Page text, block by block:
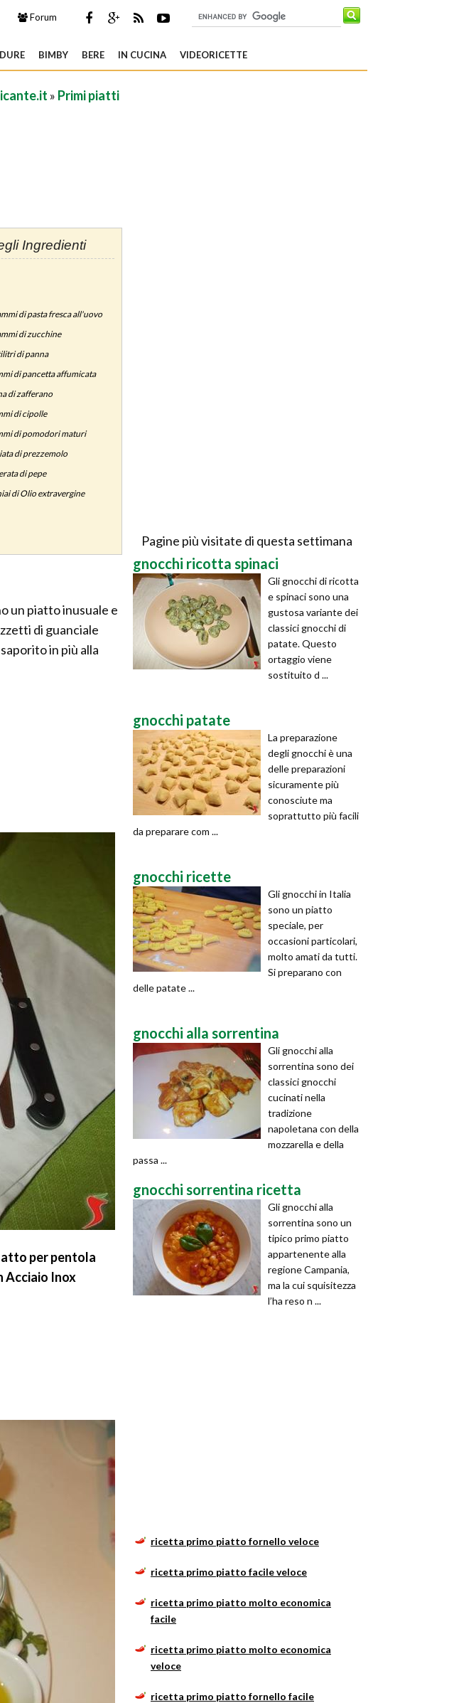
Forum
BIMBY BERE IN CUCINA VIDEORICETTE
» Primi piatti
Ingredienti
di pasta fresca all'uovo
di zucchine
di panna
di pancetta affumicata
di zafferano
di cipolle
di pomodori maturi
di prezzemolo
di pepe
di Olio extravergine
un piatto inusuale e
di guanciale
in più alla
per pentola
Acciaio Inox
Pagine più visitate di questa settimana
gnocchi ricotta spinaci
Gli gnocchi di ricotta
e spinaci sono una
gustosa variante dei
classici gnocchi di
patate. Questo
ortaggio viene
sostituito d ...
gnocchi patate
La preparazione
degli gnocchi è una
delle preparazioni
sicuramente più
conosciute ma
soprattutto più facili
da preparare com ...
gnocchi ricette
Gli gnocchi in Italia
sono un piatto
speciale, per
occasioni particolari,
molto amati da tutti.
Si preparano con
delle patate ...
gnocchi alla sorrentina
Gli gnocchi alla
sorrentina sono dei
classici gnocchi
cucinati nella
tradizione
napoletana con della
mozzarella e della
passa ...
gnocchi sorrentina ricetta
Gli gnocchi alla
sorrentina sono un
tipico primo piatto
appartenente alla
regione Campania,
ma la cui squisitezza
l’ha reso n ...
ricetta primo piatto fornello veloce
ricetta primo piatto facile veloce
ricetta primo piatto molto economica
facile
ricetta primo piatto molto economica
veloce
ricetta primo piatto fornello facile